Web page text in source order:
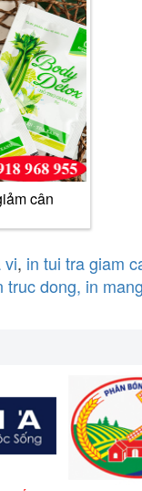
cân
vi, in tui tra giam
truc dong, in